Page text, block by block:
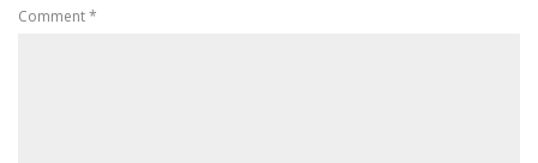
Comment*